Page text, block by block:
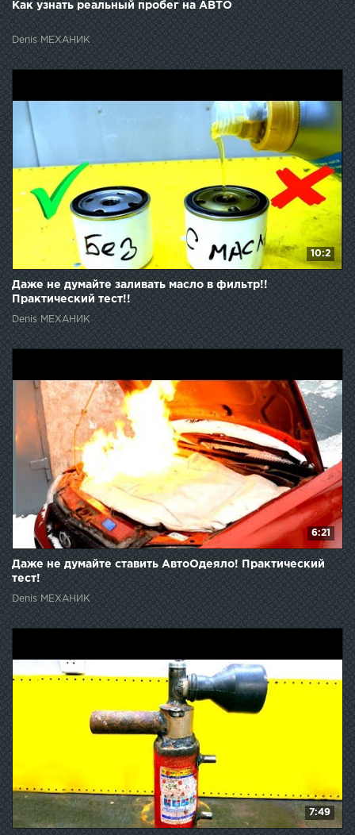
Как узнать реальный пробег на АВТО
Denis МЕХАНИК
10:2
Даже не думайте заливать масло в фильтр!!
Практический тест!!
Denis МЕХАНИК
6:21
Даже не думайте ставить АвтоОдеяло! Практический
тест!
Denis МЕХАНИК
7:49